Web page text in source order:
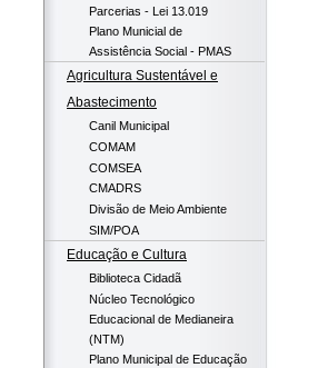
Parcerias - Lei 13.019
Plano Municial de
Assistência Social - PMAS
Agricultura Sustentável e
Abastecimento
Canil Municipal
COMAM
COMSEA
CMADRS
Divisão de Meio Ambiente
SIM/POA
Educação e Cultura
Biblioteca Cidadã
Núcleo Tecnológico
Educacional de Medianeira
(NTM)
Plano Municipal de Educação